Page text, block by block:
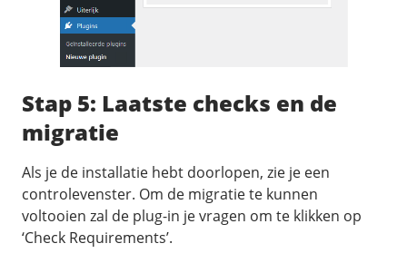
Stap 5: Laatste checks en de
migratie
Als je de installatie hebt doorlopen, zie je een
controlevenster. Om de migratie te kunnen
voltooien zal de plug-in je vragen om te klikken op
‘Check Requirements’.